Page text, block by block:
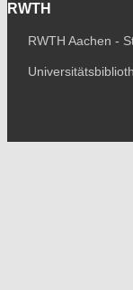
RWTH
RWTH Aachen -